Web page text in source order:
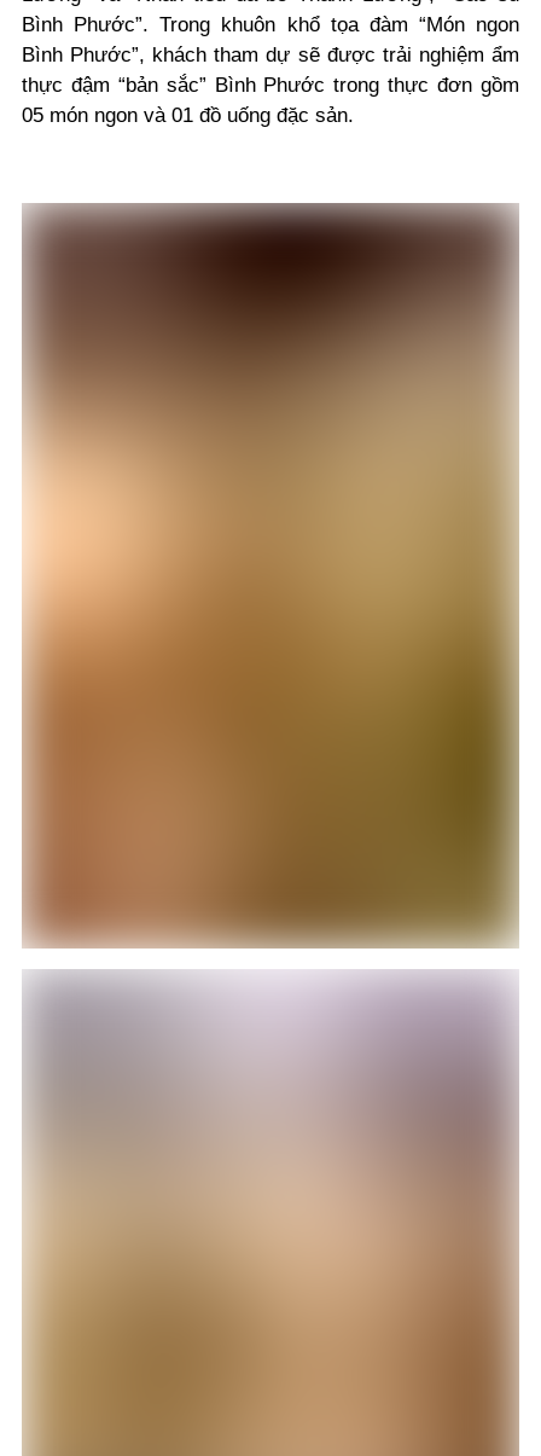
Bình Phước”. Trong khuôn khổ tọa đàm “Món ngon
Bình Phước”, khách tham dự sẽ được trải nghiệm ẩm
thực đậm “bản sắc” Bình Phước trong thực đơn gồm
05 món ngon và 01 đồ uống đặc sản.